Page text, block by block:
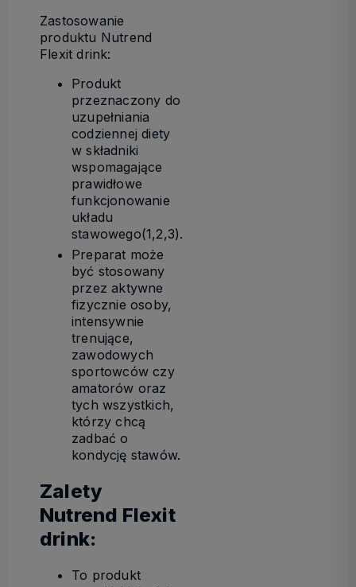
Zastosowanie
produktu Nutrend
Flexit drink:
Produkt
przeznaczony do
uzupełniania
codziennej diety
w składniki
wspomagające
prawidłowe
funkcjonowanie
układu
stawowego(1,2,3).
Preparat może
być stosowany
przez aktywne
fizycznie osoby,
intensywnie
trenujące,
zawodowych
sportowców czy
amatorów oraz
tych wszystkich,
którzy chcą
zadbać o
kondycję stawów.
Zalety
Nutrend Flexit
drink:
To produkt